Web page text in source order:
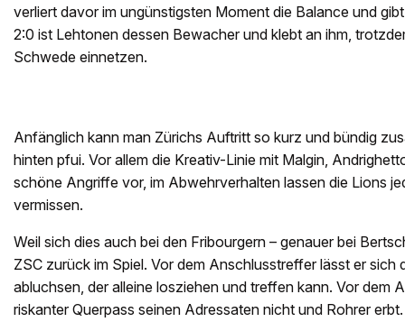
verliert davor im ungünstigsten Moment die Balance und
2:0 ist Lehtonen dessen Bewacher und klebt an ihm,
Schwede einnetzen.
Anfänglich kann man Zürichs Auftritt so kurz und bündig
hinten pfui. Vor allem die Kreativ-Linie mit Malgin,
schöne Angriffe vor, im Abwehrverhalten lassen die Lions
vermissen.
Weil sich dies auch bei den Fribourgern – genauer bei
ZSC zurück im Spiel. Vor dem Anschlusstreffer lässt er sich
abluchsen, der alleine losziehen und treffen kann. Vor dem
riskanter Querpass seinen Adressaten nicht und Rohrer